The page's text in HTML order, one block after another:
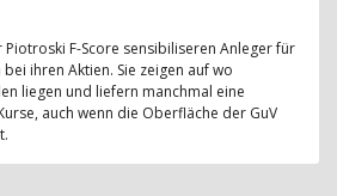
Piotroski F-Score sensibiliseren Anleger für
ihren Aktien. Sie zeigen auf wo
liegen und liefern manchmal eine
auch wenn die Oberfläche der GuV